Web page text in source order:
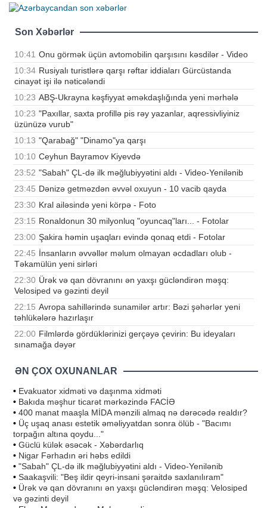
Son Xəbərlər
10:41 Onu görmək üçün avtomobilin qarşısını kəsdilər - Video
10:34 Rusiyalı turistlərə qarşı rəftar iddiaları Gürcüstanda
cinayət işi ilə nəticələndi
10:23 ABŞ-Ukrayna kəşfiyyat əməkdaşlığında yeni mərhələ
10:23 "Paxıllar, saxta profillə pis rəy yazanlar, aqressivliyiniz
üzünüzə vurub"
10:13 "Qarabağ" "Dinamo"ya qarşı
10:10 Ceyhun Bayramov Kiyevdə
23:52 "Sabah" ÇL-də ilk məğlubiyyətini aldı - Video-Yenilənib
23:45 Dənizə getməzdən əvvəl oxuyun - 10 vacib qayda
23:30 Kral ailəsində yeni körpə - Foto
23:15 Ronaldonun 30 milyonluq "oyuncaq"ları... - Fotolar
23:00 Şakira həmin uşaqları evində qonaq etdi - Fotolar
22:45 İnsanların əvvəllər məlum olmayan əcdadları olub -
Təkamülün yeni sirləri
22:30 Ürək və qan dövranını ən yaxşı gücləndirən məşq:
Velosiped və gəzinti deyil
22:15 Avropa sahillərində sunamilər artır: Bəzi şəhərlər yeni
təhlükələrə hazırlaşır
22:00 Filmlərdə gördüklərinizi gerçəyə çevirin: Bu ideyaları
sınamağa dəyər
ƏN ÇOX OXUNANLAR
• Evakuator xidməti və daşınma xidməti
• Bakıda məşhur ticarət mərkəzində FACİƏ
• 400 manat maaşla MİDA mənzili almaq nə dərəcədə realdır?
• Üç uşaq anası estetik əməliyyatdan sonra ölüb - "Bacımı
torpağın altına qoydu..."
• Güclü külək əsəcək - Xəbərdarlıq
• Nigar Fərhadın əri həbs edildi
• "Sabah" ÇL-də ilk məğlubiyyətini aldı - Video-Yenilənib
• Saakaşvili: "Beş ildir qeyri-insani şəraitdə saxlanılıram"
• Ürək və qan dövranını ən yaxşı gücləndirən məşq: Velosiped
və gəzinti deyil